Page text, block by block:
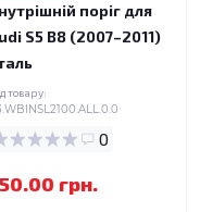
поріг для
S5 B8 (2007–2011)
товару:
0
грн.